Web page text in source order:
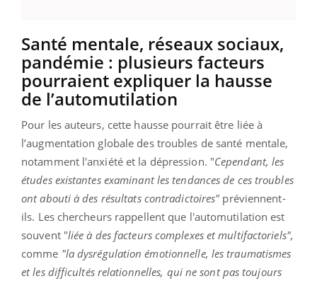
Santé mentale, réseaux sociaux,
pandémie : plusieurs facteurs
pourraient expliquer la hausse
de l’automutilation
Pour les auteurs, cette hausse pourrait être liée à
l’augmentation globale des troubles de santé mentale,
notamment l'anxiété et la dépression. "Cependant, les
études existantes examinant les tendances de ces troubles
ont abouti à des résultats contradictoires" préviennent-
ils. Les chercheurs rappellent que l'automutilation est
souvent "liée à des facteurs complexes et multifactoriels",
comme "la dysrégulation émotionnelle, les traumatismes
et les difficultés relationnelles, qui ne sont pas toujours